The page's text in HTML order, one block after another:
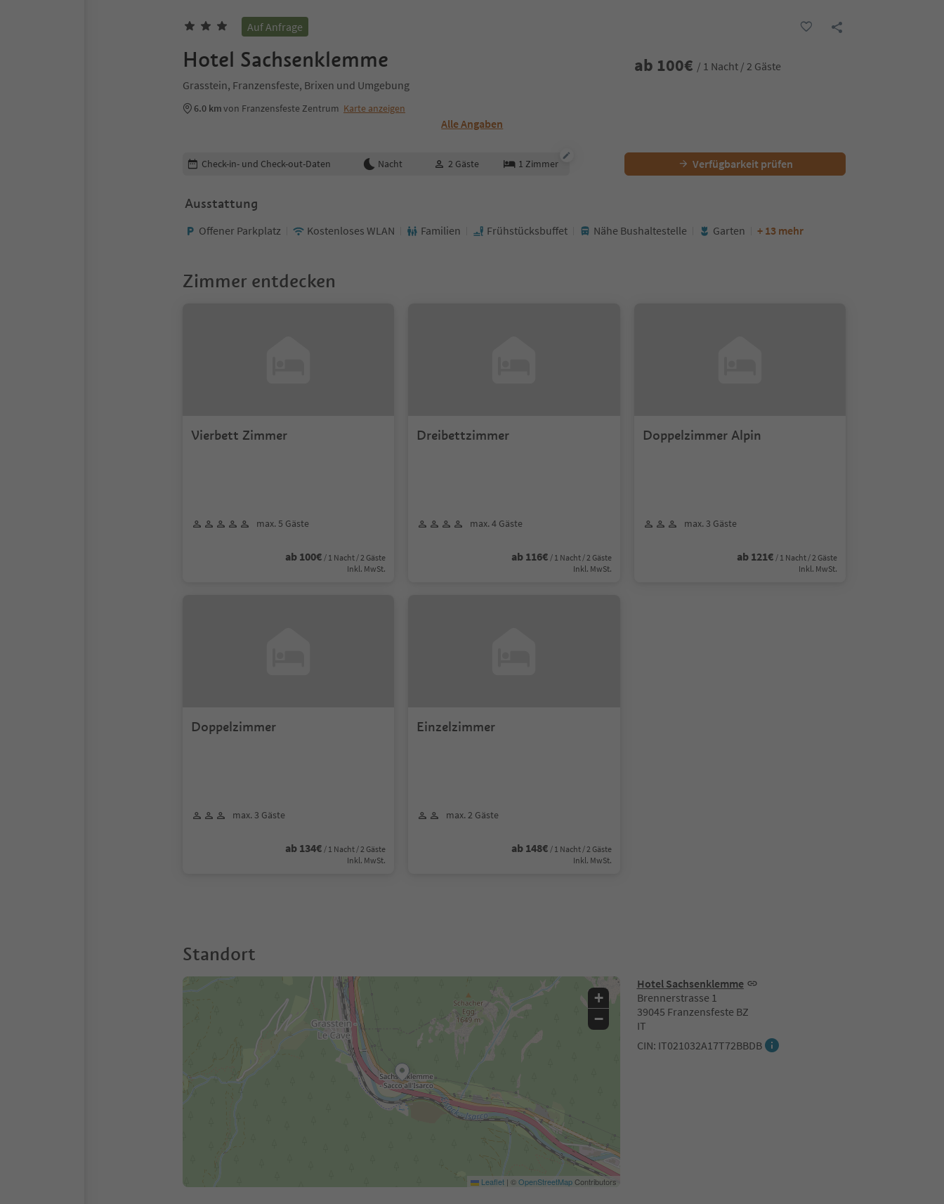
Auf Anfrage
Hotel Sachsenklemme
Grasstein, Franzensfeste, Brixen und Umgebung
6.0 kmvon Franzensfeste Zentrum Karte anzeigen
Alle Angaben
ab 100€ / 1 Nacht / 2 Gäste
Buchungsdetails bearbeiten
Check-in- und Check-out-Daten Nacht 2 Gäste 1 Zimmer Verfügbarkeit prüfen
Ausstattung
Offener Parkplatz Kostenloses WLAN Familien Frühstücksbuffet Nähe Bushaltestelle Garten + 13 mehr
Zimmer entdecken
Vierbett Zimmer
max. 5 Gäste
ab 100€ / 1 Nacht / 2 Gäste
Inkl. MwSt.
Dreibettzimmer
max. 4 Gäste
ab 116€ / 1 Nacht / 2 Gäste
Inkl. MwSt.
Doppelzimmer Alpin
max. 3 Gäste
ab 121€ / 1 Nacht / 2 Gäste
Inkl. MwSt.
Doppelzimmer
max. 3 Gäste
ab 134€ / 1 Nacht / 2 Gäste
Inkl. MwSt.
Einzelzimmer
max. 2 Gäste
ab 148€ / 1 Nacht / 2 Gäste
Inkl. MwSt.
Standort
Hotel Sachsenklemme
Brennerstrasse 1
39045 Franzensfeste BZ
IT
CIN: IT021032A17T72BBDB
+
−
Leaflet | ©OpenStreetMapContributors